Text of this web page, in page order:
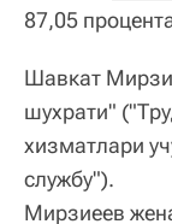
87,05
Шавкат
шухрати"
хизматлари
службу").
Мирзиеев